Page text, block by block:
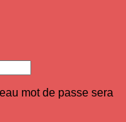
mot de passe sera